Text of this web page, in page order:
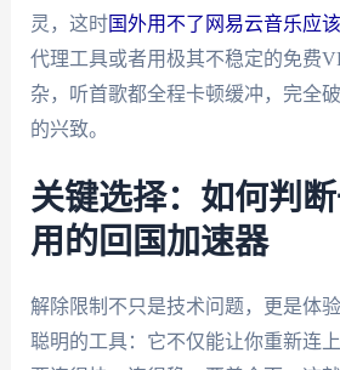
灵，这时国外用不了网易云音乐应
代理工具或者用极其不稳定的免费
杂，听首歌都全程卡顿缓冲，完全
的兴致。
关键选择：如何判
用的回国加速器
解除限制不只是技术问题，更是体
聪明的工具：它不仅能让你重新连